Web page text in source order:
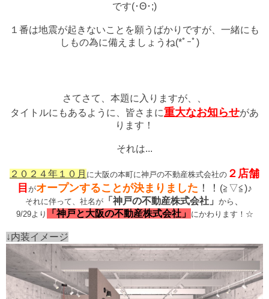
です(･Θ･;)
１番は地震が起きないことを願うばかりですが、一緒にも
しもの為に備えましょうね(*ﾟｰﾟ)ゞ
さてさて、本題に入りますが、、
タイトルにもあるように、皆さまに重大なお知らせがあ
ります！
それは...
２０２４年１０月 に大阪の本町に神戸の不動産株式会社の ２店舗
目 がオープンすることが決まりました ！！ (≧▽≦)♪
それに伴って、社名が 「神戸の不動産株式会社」 から 、
9/29より 「神戸と大阪の不動産株式会社」 にかわります！☆
↓内装イメージ